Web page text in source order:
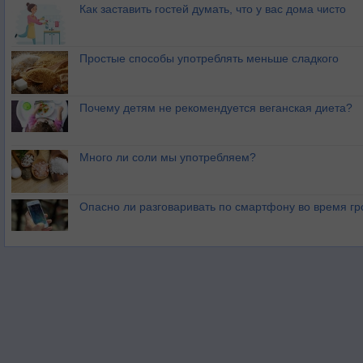
Как заставить гостей думать, что у вас дома чисто
Простые способы употреблять меньше сладкого
Почему детям не рекомендуется веганская диета?
Много ли соли мы употребляем?
Опасно ли разговаривать по смартфону во время